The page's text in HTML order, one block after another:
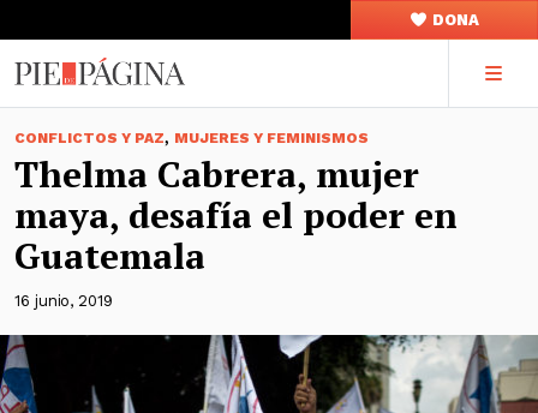
DONA
CONFLICTOS Y PAZ, MUJERES Y FEMINISMOS
Thelma Cabrera, mujer
maya, desafía el poder en
Guatemala
16 junio, 2019